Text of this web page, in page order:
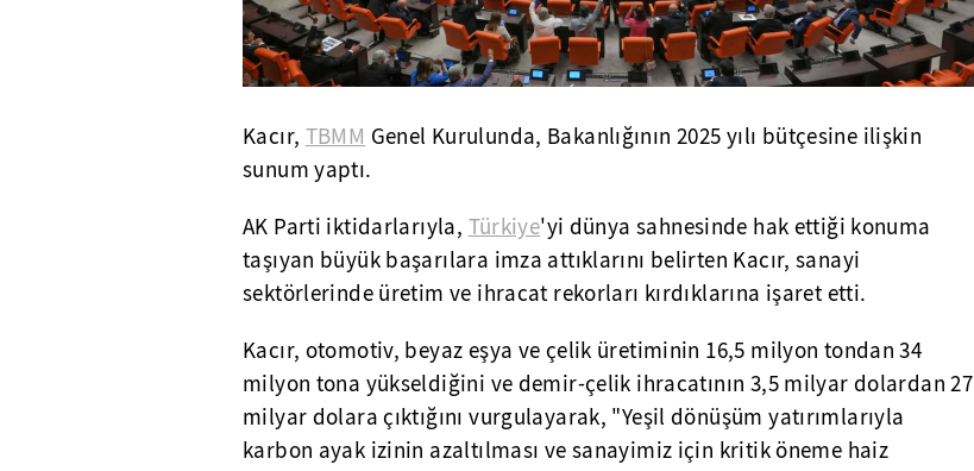
Kacır, TBMM Genel Kurulunda, Bakanlığının 2025 yılı bütçesine ilişkin
sunum yaptı.
AK Parti iktidarlarıyla, Türkiye'yi dünya sahnesinde hak ettiği konuma
taşıyan büyük başarılara imza attıklarını belirten Kacır, sanayi
sektörlerinde üretim ve ihracat rekorları kırdıklarına işaret etti.
Kacır, otomotiv, beyaz eşya ve çelik üretiminin 16,5 milyon tondan 34
milyon tona yükseldiğini ve demir-çelik ihracatının 3,5 milyar dolardan 27
milyar dolara çıktığını vurgulayarak, "Yeşil dönüşüm yatırımlarıyla
karbon ayak izinin azaltılması ve sanayimiz için kritik öneme haiz